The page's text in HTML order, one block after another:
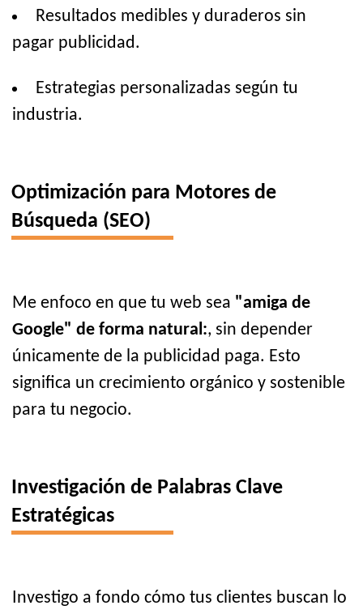
Resultados medibles y duraderos sin
pagar publicidad.
Estrategias personalizadas según tu
industria.
Optimización para Motores de
Búsqueda (SEO)
Me enfoco en que tu web sea "amiga de
Google" de forma natural:, sin depender
únicamente de la publicidad paga. Esto
significa un crecimiento orgánico y sostenible
para tu negocio.
Investigación de Palabras Clave
Estratégicas
Investigo a fondo cómo tus clientes buscan lo